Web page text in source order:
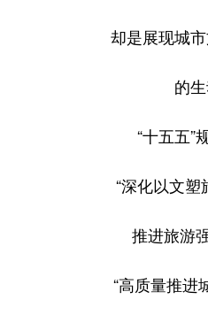
却是展现城
的
“十五五”规
“深化以文塑旅
推进旅游强
“高质量推进城